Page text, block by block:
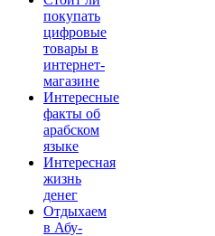
покупать
цифровые
товары в
интернет-
магазине
Интересные
факты об
арабском
языке
Интересная
жизнь
денег
Отдыхаем
в Абу-